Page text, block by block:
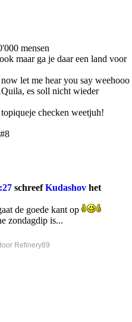
mensen
maar ga je daar een land voor
let me hear you say weehooo
es soll nicht wieder
checken weetjuh!
#8
schreefKudashov het
de goede kant op
zondagdip is...
Refinery89